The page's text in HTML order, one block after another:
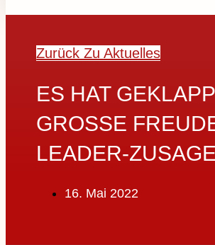
Zurück Zu Aktuelles
ES HAT
GROSSE FREUDE
EADER-ZUSAGE
16. Mai 2022